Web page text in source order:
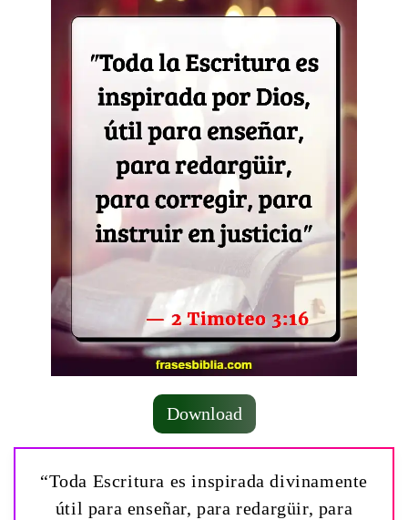
Download
“Toda Escritura es inspirada divinamente
útil para enseñar, para redargüir, para